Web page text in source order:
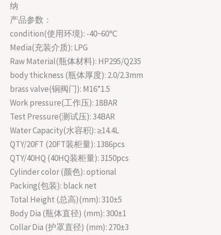
纳
产品参数：
condition(使用环境): -40~60℃
Media(充装介质): LPG
Raw Material(瓶体材料): HP295/Q235
body thickness (瓶体厚度): 2.0/2.3mm
brass valve(铜阀门): M16*1.5
Work pressure(工作压): 18BAR
Test Pressure(测试压): 34BAR
Water Capacity(水容积): ≥14.4L
QTY/20FT (20FT装柜量): 1386pcs
QTY/40HQ (40HQ装柜量): 3150pcs
Cylinder color (颜色): optional
Packing(包装): black net
Total Height (总高)(mm): 310±5
Body Dia (瓶体直径) (mm): 300±1
Collar Dia (护罩直径) (mm): 270±3